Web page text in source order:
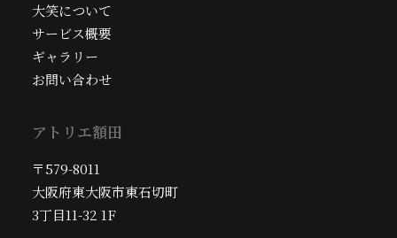
大笑について
サービス概要
ギャラリー
お問い合わせ
アトリエ額田
〒579-8011
大阪府東大阪市東石切町
3丁目11-32 1F